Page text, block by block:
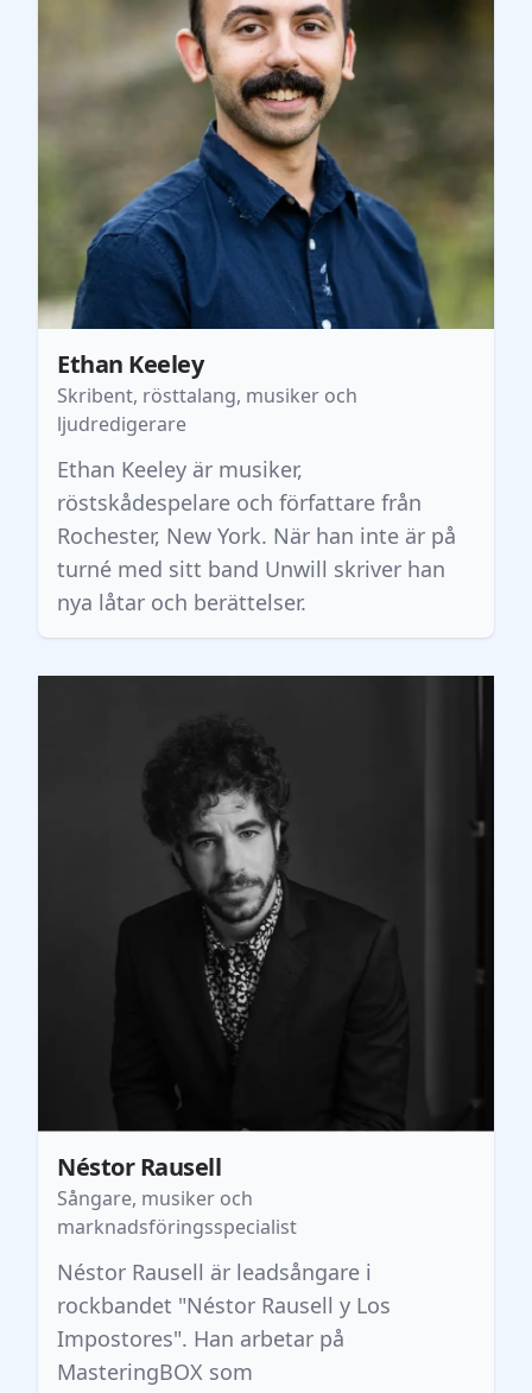
Ethan Keeley
Skribent, rösttalang, musiker och
ljudredigerare
Ethan Keeley är musiker,
röstskådespelare och författare från
Rochester, New York. När han inte är på
turné med sitt band Unwill skriver han
nya låtar och berättelser.
Néstor Rausell
Sångare, musiker och
marknadsföringsspecialist
Néstor Rausell är leadsångare i
rockbandet "Néstor Rausell y Los
Impostores". Han arbetar på
MasteringBOX som